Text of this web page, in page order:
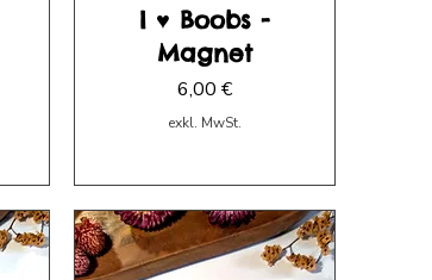
I ♥ Boobs -
Magnet
Preis
6,00 €
exkl. MwSt.